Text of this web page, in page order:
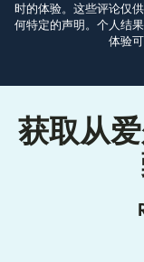
时的体验。这些评论仅
何特定的声明。个人结
体验
获取从